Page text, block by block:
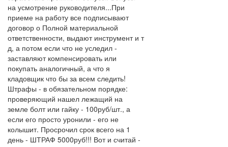
на усмотрение руководителя...При
приеме на работу все подписывают
договор о Полной материальной
ответственности, выдают инструмент и т
д, а потом если что не уследил -
заставляют компенсировать или
покупать аналогичный, а что я
кладовщик что бы за всем следить!
Штрафы - в обязательном порядке:
проверяющий нашел лежащий на
земле болт или гайку - 100руб/шт., а
если его просто уронили - его не
колышит. Просрочил срок всего на 1
день - ШТРАФ 5000руб!!! Вот и считай -